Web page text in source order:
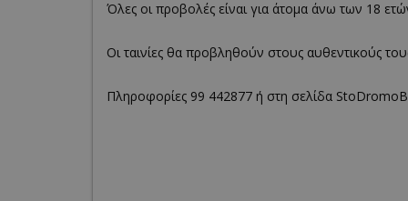
Όλες οι προβολές είναι για άτομα άνω των 18
Οι ταινίες θα προβληθούν στους αυθεντικούς
Πληροφορίες 99 442877 ή στη σελίδα